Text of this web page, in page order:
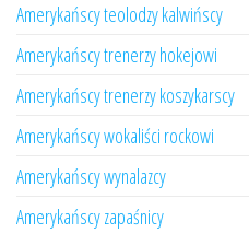
Amerykańscy teolodzy kalwińscy
Amerykańscy trenerzy hokejowi
Amerykańscy trenerzy koszykarscy
Amerykańscy wokaliści rockowi
Amerykańscy wynalazcy
Amerykańscy zapaśnicy